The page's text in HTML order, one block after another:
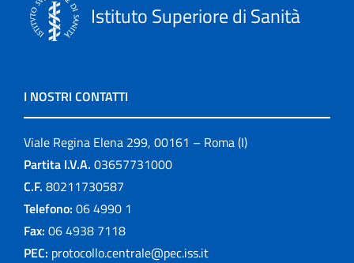
Istituto Superiore di Sanità
I NOSTRI CONTATTI
Viale Regina Elena 299, 00161 – Roma (I)
Partita I.V.A. 03657731000
C.F. 80211730587
Telefono: 06 4990 1
Fax: 06 4938 7118
PEC: protocollo.centrale@pec.iss.it